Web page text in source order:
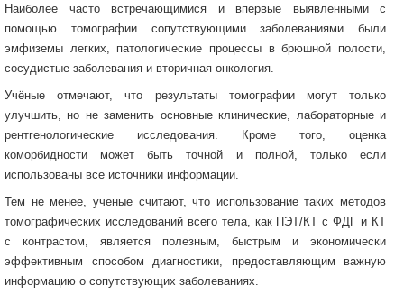
Наиболее часто встречающимися и впервые выявленными с
помощью томографии сопутствующими заболеваниями были
эмфиземы легких, патологические процессы в брюшной полости,
сосудистые заболевания и вторичная онкология.
Учёные отмечают, что результаты томографии могут только
улучшить, но не заменить основные клинические, лабораторные и
рентгенологические исследования. Кроме того, оценка
коморбидности может быть точной и полной, только если
использованы все источники информации.
Тем не менее, ученые считают, что использование таких методов
томографических исследований всего тела, как ПЭТ/КТ с ФДГ и КТ
с контрастом, является полезным, быстрым и экономически
эффективным способом диагностики, предоставляющим важную
информацию о сопутствующих заболеваниях.